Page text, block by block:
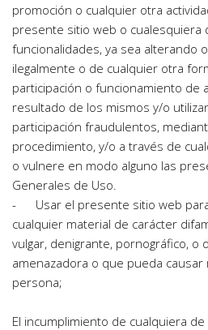
promoción o cualquier otra
presente sitio web o cualesquiera
funcionalidades, ya sea alterando
ilegalmente o de cualquier otra
participación o funcionamiento de
resultado de los mismos y/o
participación fraudulentos,
procedimiento, y/o a través de
o vulnere en modo alguno las
Generales de Uso.
-      Usar el presente sitio web
cualquier material de carácter
vulgar, denigrante, pornográfico, o
amenazadora o que pueda
persona;
El incumplimiento de cualquiera